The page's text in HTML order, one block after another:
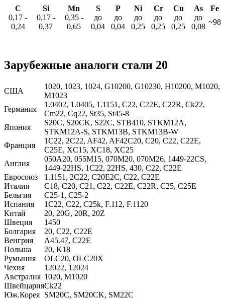
C
Si Mn S P Ni Cr Cu As
Fe
0,17 -
0,24
0,17 -
0,37
0,35 -
0,65
до
0,04
до
0,04
до
0,25
до
0,25
до
0,25
до
0,08
~98
Зарубежные аналоги стали 20
США
1020, 1023, 1024, G10200, G10230, H10200, M1020,
M1023
Германия
1.0402, 1.0405, 1.1151, C22, C22E, C22R, Ck22,
Cm22, Cq22, St35, St45-8
Япония
S20C, S20CK, S22C, STB410, STKM12A,
STKM12A-S, STKM13B, STKM13B-W
Франция
1C22, 2C22, AF42, AF42C20, C20, C22, C22E,
C25E, XC15, XC18, XC25
Англия
050A20, 055M15, 070M20, 070M26, 1449-22CS,
1449-22HS, 1C22, 22HS, 430, C22, C22E
Евросоюз
1.1151, 2C22, C20E2C, C22, C22E
Италия
C18, C20, C21, C22, C22E, C22R, C25, C25E
Бельгия
C25-1, C25-2
Испания
1C22, C22, C25k, F.112, F.1120
Китай
20, 20G, 20R, 20Z
Швеция
1450
Болгария
20, C22, C22E
Венгрия
A45.47, C22E
Польша
20, K18
Румыния
OLC20, OLC20X
Чехия
12022, 12024
Австралия 1020, M1020
ШвейцарияCk22
Юж.Корея SM20C, SM20CK, SM22C